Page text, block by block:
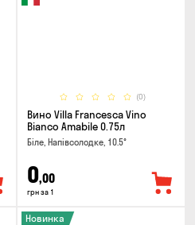
(0)
Вино Villa Francesca Vino
Bianco Amabile 0.75л
Біле, Напівсолодке, 10.5°
0,00
грн за 1
Новинка